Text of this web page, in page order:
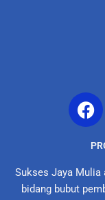
Sukses Jaya
bidang bubut